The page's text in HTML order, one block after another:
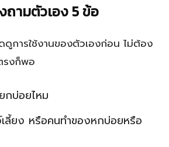
ามตัวเอง 5 ข้อ
การใช้งานของตัวเองก่อน ไม่ต้อง
รงก็พอ
กบ่อยไหม
ลี้ยง หรือคนทำของหกบ่อยหรือ